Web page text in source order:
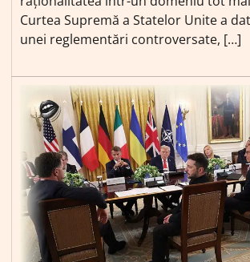
Curtea Supremă a Statelor Unite a
unei reglementări controversate, […]